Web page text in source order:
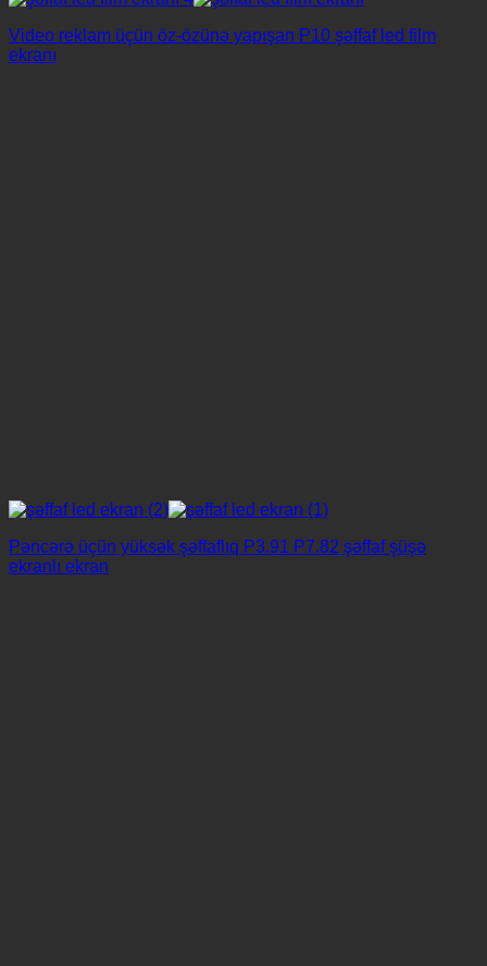
Video reklam üçün öz-özünə yapışan P10 şəffaf led film
ekranı
Pəncərə üçün yüksək şəffaflıq P3.91 P7.82 şəffaf şüşə
ekranlı ekran